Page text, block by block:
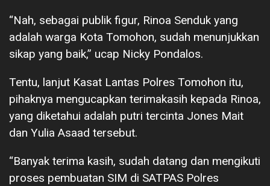
“Nah, sebagai publik figur, Rinoa Senduk yang
adalah warga Kota Tomohon, sudah menunjukkan
sikap yang baik,” ucap Nicky Pondalos.
Tentu, lanjut Kasat Lantas Polres Tomohon itu,
pihaknya mengucapkan terimakasih kepada Rinoa,
yang diketahui adalah putri tercinta Jones Mait
dan Yulia Asaad tersebut.
“Banyak terima kasih, sudah datang dan mengikuti
proses pembuatan SIM di SATPAS Polres